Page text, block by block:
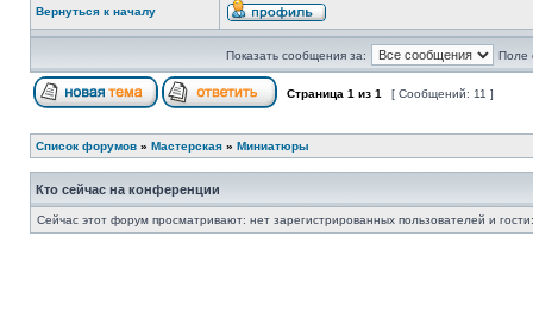
Вернуться к началу
Показать сообщения за: Поле
Страница 1 из 1 [ Сообщений: 11 ]
Список форумов » Мастерская » Миниатюры
Кто сейчас на конференции
Сейчас этот форум просматривают: нет зарегистрированных пользователей и